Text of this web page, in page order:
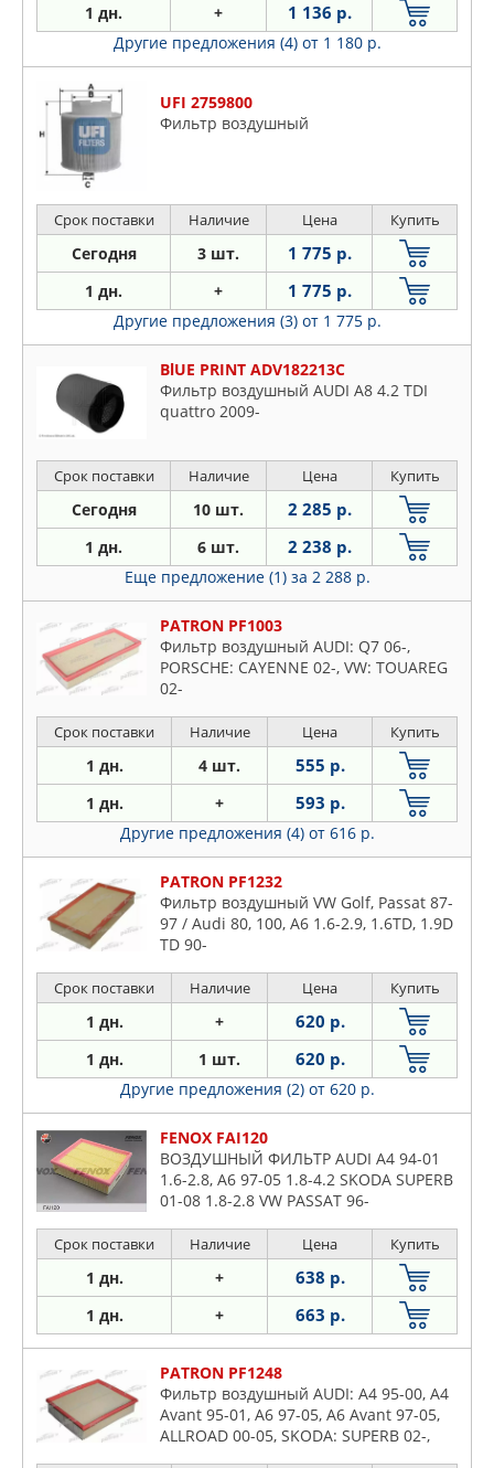
1 дн. + 1 136 р.
Другие предложения (4) от 1 180 р.
UFI 2759800
Фильтр воздушный
Срок поставки Наличие Цена Купить
Сегодня 3 шт. 1 775 р.
1 дн. + 1 775 р.
Другие предложения (3) от 1 775 р.
BlUE PRINT ADV182213C
Фильтр воздушный AUDI A8 4.2 TDI
quattro 2009-
Срок поставки Наличие Цена Купить
Сегодня 10 шт. 2 285 р.
1 дн. 6 шт. 2 238 р.
Еще предложение (1) за 2 288 р.
PATRON PF1003
Фильтр воздушный AUDI: Q7 06-,
PORSCHE: CAYENNE 02-, VW: TOUAREG
02-
Срок поставки Наличие Цена Купить
1 дн. 4 шт. 555 р.
1 дн. + 593 р.
Другие предложения (4) от 616 р.
PATRON PF1232
Фильтр воздушный VW Golf, Passat 87-
97 / Audi 80, 100, A6 1.6-2.9, 1.6TD, 1.9D
TD 90-
Срок поставки Наличие Цена Купить
1 дн. + 620 р.
1 дн. 1 шт. 620 р.
Другие предложения (2) от 620 р.
FENOX FAI120
ВОЗДУШНЫЙ ФИЛЬТР AUDI A4 94-01
1.6-2.8, A6 97-05 1.8-4.2 SKODA SUPERB
01-08 1.8-2.8 VW PASSAT 96-
Срок поставки Наличие Цена Купить
1 дн. + 638 р.
1 дн. + 663 р.
PATRON PF1248
Фильтр воздушный AUDI: A4 95-00, A4
Avant 95-01, A6 97-05, A6 Avant 97-05,
ALLROAD 00-05, SKODA: SUPERB 02-,